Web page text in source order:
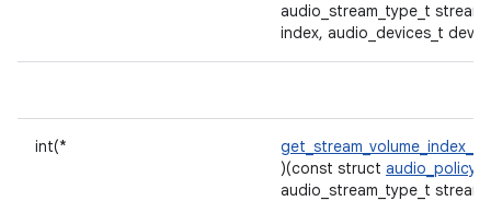
audio_stream_type_t
index, audio_devices_t
int(*
)(const struct audio_policy
audio_stream_type_t